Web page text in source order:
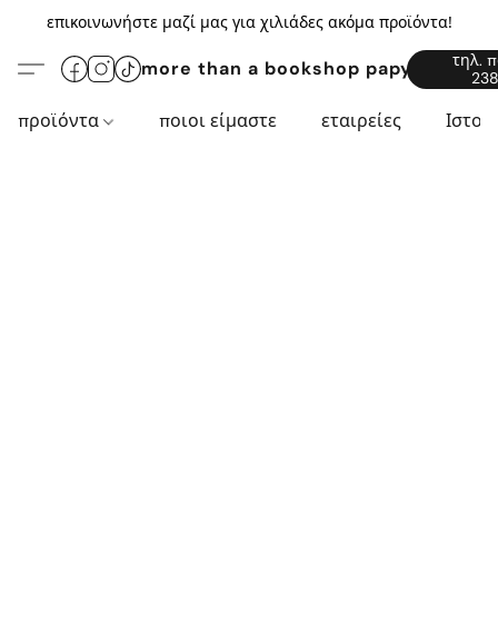
επικοινωνήστε μαζί μας για χιλιάδες ακόμα προϊόντα!
more than a bookshop
τηλ.
προϊόντα ποιοι είμαστε εταιρείες